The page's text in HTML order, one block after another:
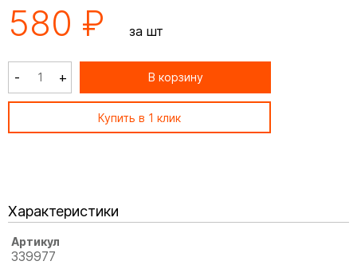
580 ₽ за шт
- + В корзину
Купить в 1 клик
Характеристики
Артикул
339977